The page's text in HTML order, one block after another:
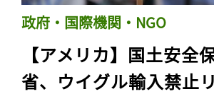
政府・国際機関・NGO
【アメリカ】国土安全
省、ウイグル輸入禁止